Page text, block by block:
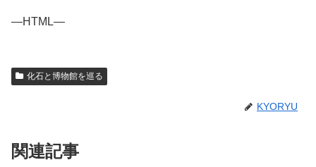
—HTML—
化石と博物館を巡る
KYORYU
関連記事